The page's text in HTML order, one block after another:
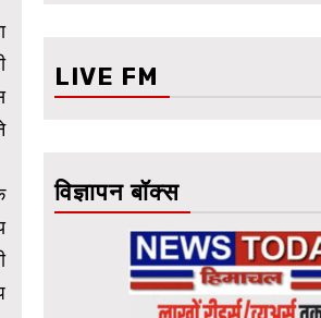
LIVE FM
विज्ञापन बॉक्स